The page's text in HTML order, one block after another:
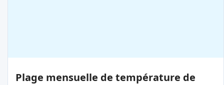
Plage mensuelle de température de